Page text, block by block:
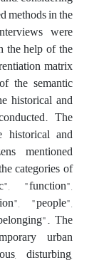
methods in the
were
the help of the
matrix
the semantic
historical and
The
historical and
mentioned
categories of
"function",
"people",
The
urban
disturbing,